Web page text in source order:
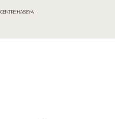
CENTRE HASEYA